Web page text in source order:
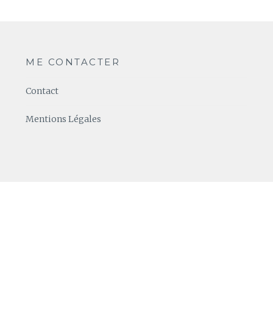
ME CONTACTER
Contact
Mentions Légales